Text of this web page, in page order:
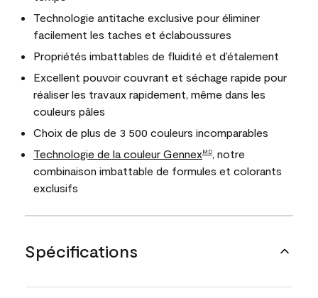
Technologie antitache exclusive pour éliminer
facilement les taches et éclaboussures
Propriétés imbattables de fluidité et d’étalement
Excellent pouvoir couvrant et séchage rapide pour
réaliser les travaux rapidement, même dans les
couleurs pâles
Choix de plus de 3 500 couleurs incomparables
Technologie de la couleur GennexMD
, notre
combinaison imbattable de formules et colorants
exclusifs
Spécifications